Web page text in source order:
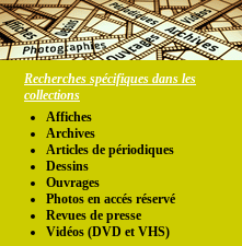
Recherches spécifiques dans les
collections
Affiches
Archives
Articles de périodiques
Dessins
Ouvrages
Photos en accés réservé
Revues de presse
Vidéos (DVD et VHS)